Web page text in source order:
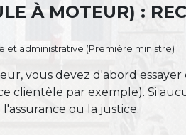
À MOTEUR) :
et administrative (Première ministre)
vous devez d'abord
clientèle par exemple). Si
ou la justice.